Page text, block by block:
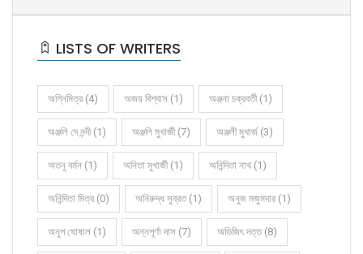
LISTS OF WRITERS
অগ্নিমিত্র (4) অজয় বিশ্বাস (1) অঞ্জনা চক্রবর্তী (1)
অঞ্জলি দে নন্দী (1) অঞ্জলি মুখার্জী (7) অঞ্জলী মুখার্জ (3)
অতনু বর্মন (1) অনিতা মুখার্জী (1) অনিন্দিতা নাথ (1)
অনিন্দিতা মিত্র (0) অনিরুদ্ধ সুব্রত (1) অনুজ মজুমদার (1)
অনুপ ঘোষাল (1) অন্নপূর্ণা দাস (7) অভিজিৎ দত্ত (8)